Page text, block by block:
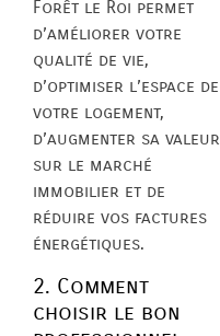
Forêt le Roi permet
d’améliorer votre
qualité de vie,
d’optimiser l’espace de
votre logement,
d’augmenter sa valeur
sur le marché
immobilier et de
réduire vos factures
énergétiques.
2. Comment
choisir le bon